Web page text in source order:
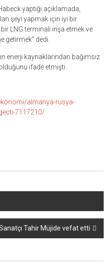
yaptığı açıklamada,
şeyi yapmak için iyi bir
bir LNG terminali inşa etmek ve
getirmek” dedi.
enerji kaynaklarından bağımsız
ifade etmişti.
almanya-rusya-
7117210/
Tahir Müjide vefat etti